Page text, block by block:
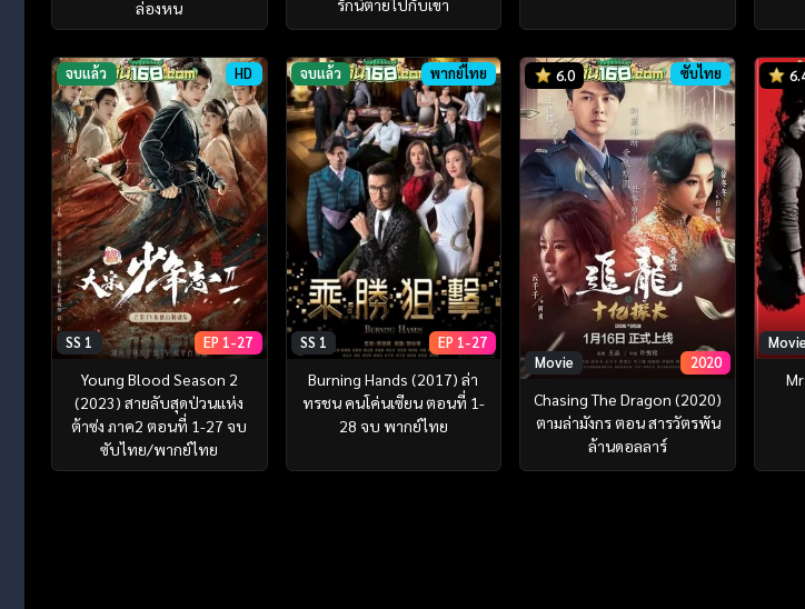
ล่องหน
รักนี้ตายไปกับเขา
จบแล้ว HD
SS 1 EP 1-27
Young Blood Season 2
(2023) สายลับสุดป่วนแห่ง
ต้าซ่ง ภาค2 ตอนที่ 1-27 จบ
ซับไทย/พากย์ไทย
จบแล้ว พากย์ไทย
SS 1 EP 1-27
Burning Hands (2017) ล่า
ทรชน คนโค่นเซียน ตอนที่ 1-
28 จบ พากย์ไทย
6.0 ซับไทย
Movie 2020
Chasing The Dragon (2020)
ตามล่ามังกร ตอน สารวัตรพัน
ล้านดอลลาร์